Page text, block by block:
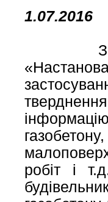
1.07.2016
З
робіт і